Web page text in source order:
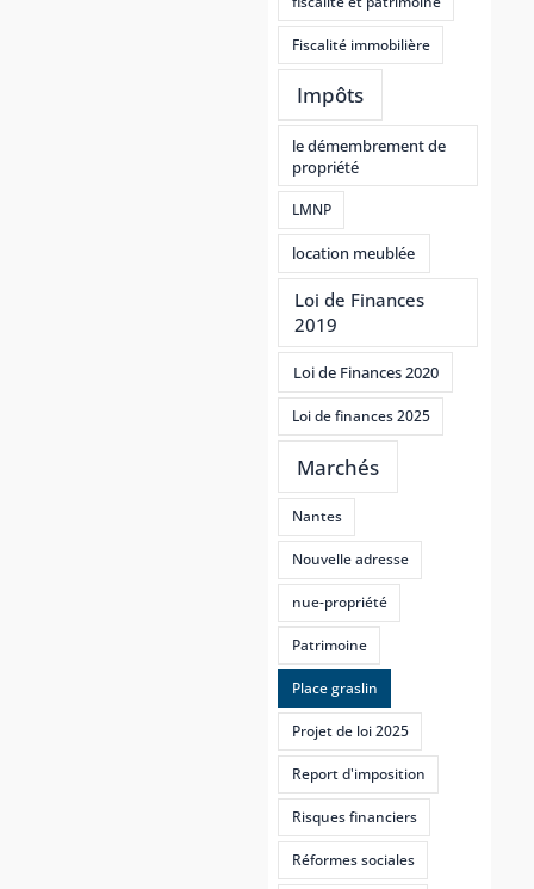
Fiscalité immobilière
Impôts
le démembrement de
propriété
LMNP
location meublée
Loi de Finances
2019
Loi de Finances 2020
Loi de finances 2025
Marchés
Nantes
Nouvelle adresse
nue-propriété
Patrimoine
Place graslin
Projet de loi 2025
Report d'imposition
Risques financiers
Réformes sociales